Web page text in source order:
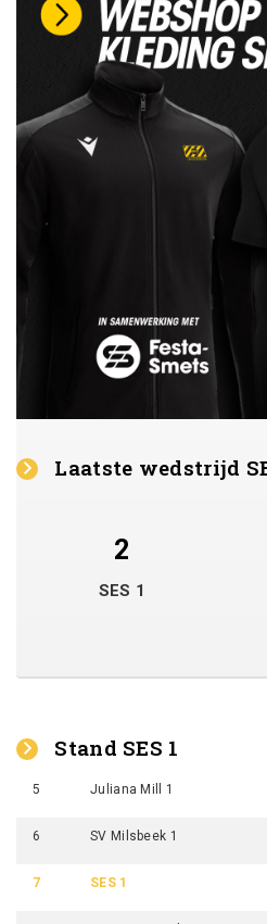
Laatste wedstrijd
2
SES 1
Stand SES 1
5 Juliana Mill 1
6 SV Milsbeek 1
7 SES 1